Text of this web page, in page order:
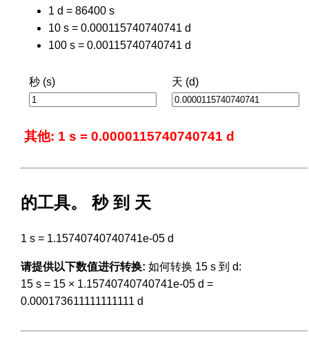
1 d = 86400 s
10 s = 0.000115740740741 d
100 s = 0.00115740740741 d
秒 (s) 天 (d)
其他: 1 s = 0.0000115740740741 d
的工具。 秒 到 天
1 s = 1.15740740740741e-05 d
请提供以下数值进行转换: 如何转换 15 s 到 d:
15 s = 15 × 1.15740740740741e-05 d =
0.000173611111111111 d